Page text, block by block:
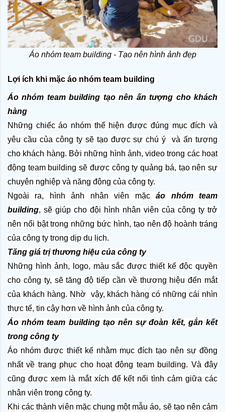
Áo nhóm team building - Tạo nên hình ảnh đẹp
Lợi ích khi mặc áo nhóm team building
Áo nhóm team building tạo nên ấn tượng cho khách
hàng
Những chiếc áo nhóm thể hiện được đúng mục đích và
yêu cầu của công ty sẽ tạo được sự chú ý  và ấn tượng
cho khách hàng. Bởi những hình ảnh, video trong các hoạt
động team building sẽ được công ty quảng bá, tạo nên sự
chuyên nghiệp và năng động của công ty.
Ngoài ra, hình ảnh nhân viên mặc áo nhóm team
building, sẽ giúp cho đội hình nhân viên của công ty trở
nên nổi bật trong những bức hình, tạo nên độ hoành tráng
của công ty trong dịp du lịch.
Tăng giá trị thương hiệu của công ty
Những hình ảnh, logo, màu sắc được thiết kế độc quyền
cho công ty, sẽ tăng độ tiếp cần về thương hiệu đến mắt
của khách hàng. Nhờ  vậy, khách hàng có những cái nhìn
thực tế, tin cậy hơn về hình ảnh của công ty.
Áo nhóm team building tạo nên sự đoàn kết, gắn kết
trong công ty
Áo nhóm được thiết kế nhằm mục đích tạo nên sự đồng
nhất về trang phục cho hoạt động team building. Và đây
cũng được xem là mắt xích để kết nối tình cảm giữa các
nhân viên trong công ty.
Khi các thành viên mặc chung một mẫu áo, sẽ tạo nên cảm